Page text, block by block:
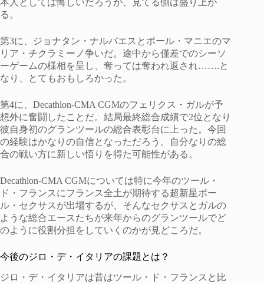
る。
第3に、ジョナタン・ナルバエスとポール・マニエのマ
リア・チクラミーノ争いだ。途中から僅差でのシーソ
ーゲームの様相を呈し、奪っては奪われ返され…….と
なり、とてもおもしろかった。
第4に、Decathlon-CMA CGMのフェリクス・ガルが予
想外に奮闘したことだ。結局最終総合成績で2位となり
彼自身初のグランツールの総合表彰台に上った。今回
の経験はかなりの自信となっただろう。自分なりの総
合の戦い方に新しい悟りを得た可能性がある。
Decathlon-CMA CGMについては特に今年のツール・
ド・フランスにフランス全土が期待する超新星ポー
ル・セクサスが出場するが、そんなセクサスとガルの
ような総合エースたちが来年からのグランツールでど
のように役割分担をしていくのかが見どころだ。
今後のジロ・デ・イタリアの課題とは？
ジロ・デ・イタリアは昔はツール・ド・フランスと比